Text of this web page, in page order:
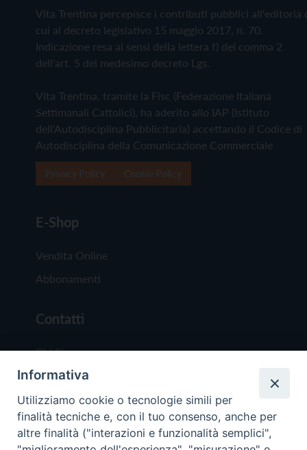
Vita Trentina percepisce i contributi pubblici all'editoria
cui al decreto legislativo 15 maggio 2017, n. 70.
Indicazione resa ai sensi della lettera f) del comma 2
dell'art. 5 del medesimo decreto Lgs.
Vita Trentina, tramite la Fisc (Federazione Italiana
Settimanali Cattolici), ha aderito allo IAP (Istituto
dell'Autodisciplina Pubblicitaria) accettando il Codice di
Autodisciplina della Comunicazione Commerciale
E-Shop
Vendita Online
Abbonamenti
Contatti
Chi Siamo
Redazione
Scrivici
Informativa
Utilizziamo cookie o tecnologie simili per
finalità tecniche e, con il tuo consenso, anche per
altre finalità ("interazioni e funzionalità semplici",